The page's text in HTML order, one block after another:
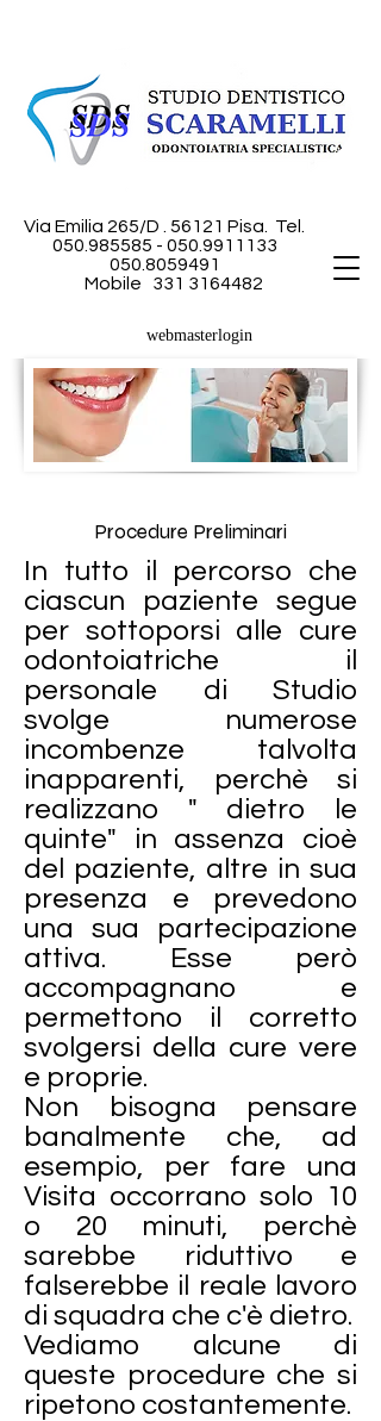
Via Emilia 265/D . 56121 Pisa.
Tel.
050.985585 - 050 .9911133
050.8059491
Mobile 331 3164482
webmasterlogin
Procedure Preliminari
In tutto il percorso che
ciascun paziente segue
per sottoporsi alle cure
odontoiatriche il
personale di Studio
svolge numerose
incombenze talvolta
inapparenti, perchè si
realizzano " dietro le
quinte" in assenza cioè
del paziente, altre in sua
presenza e prevedono
una sua partecipazione
attiva. Esse però
accompagnano e
permettono il corretto
svolgersi della cure vere
e proprie.
Non bisogna pensare
banalmente che, ad
esempio, per fare una
Visita occorrano solo 10
o 20 minuti, perchè
sarebbe riduttivo e
falserebbe il reale lavoro
di squadra che c'è dietro.
Vediamo alcune di
queste procedure che si
ripetono costantemente.